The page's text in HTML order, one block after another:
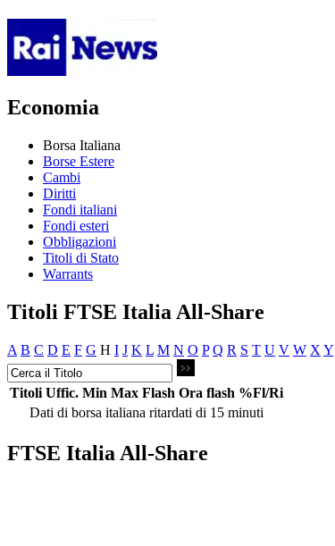
Economia
Borsa Italiana
Borse Estere
Cambi
Diritti
Fondi italiani
Fondi esteri
Obbligazioni
Titoli di Stato
Warrants
Titoli FTSE Italia All-Share
A B C D E F G H I J K L M N O P Q R S T U V W X Y
Titoli Uffic. Min Max Flash Ora flash %Fl/Ri
Dati di borsa italiana ritardati di 15 minuti
FTSE Italia All-Share